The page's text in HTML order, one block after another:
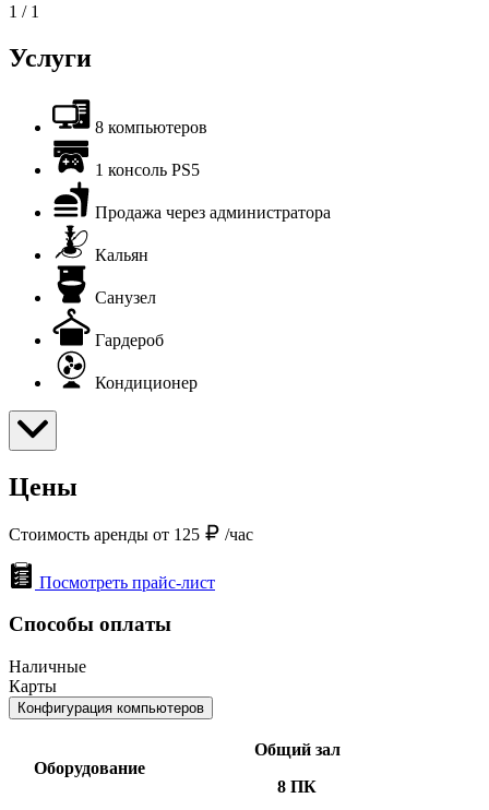
1 / 1
Услуги
8 компьютеров
1 консоль PS5
Продажа через администратора
Кальян
Санузел
Гардероб
Кондиционер
Цены
Стоимость аренды от 125 /час
Посмотреть прайс-лист
Способы оплаты
Наличные
Карты
Конфигурация компьютеров
Оборудование
Общий зал
8 ПК